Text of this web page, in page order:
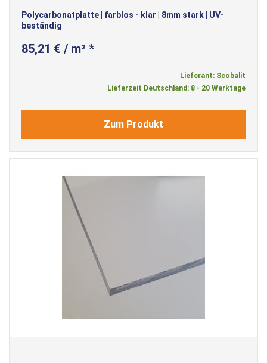
Polycarbonatplatte | farblos - klar | 8mm stark | UV-
beständig
85,21 € / m² *
Lieferant: Scobalit
Lieferzeit Deutschland: 8 - 20 Werktage
Zum Produkt